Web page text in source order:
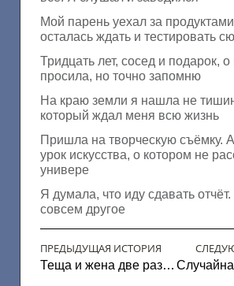
Мой парень уехал за
осталась ждать и тестировать
Тридцать лет, сосед и подарок,
просила, но точно запомню
На краю земли я нашла не
который ждал меня всю жизнь
Пришла на творческую съёмку.
урок искусства, о котором не
универе
Я думала, что иду сдавать
совсем другое
ПРЕДЫДУЩАЯ ИСТОРИЯ
Теща и жена две разницы